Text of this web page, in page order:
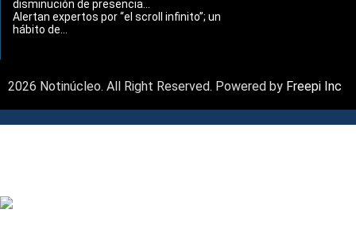
disminución de presencia...
Alertan expertos por “el scroll infinito”; un
hábito de...
2026 Notinúcleo. All Right Reserved. Powered by Freepi Inc